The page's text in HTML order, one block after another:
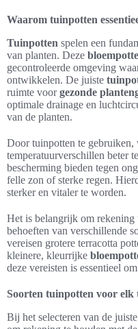
Waarom tuinpotten
Tuinpotten spelen een
van planten. Deze
gecontroleerde omgeving
ontwikkelen. De juiste
ruimte voorgezonde
optimale drainage en
van de planten.
Door tuinpotten te
temperatuurverschillen beter
bescherming bieden tegen
felle zon of sterke regen.
sterker en vitaler te worden.
Het is belangrijk om rekening
behoeften van verschillende
vereisen grotere terracotta
kleinere, kleurrijke
deze vereisten is essentieel
Soorten tuinpotten voor elk
Bij het selecteren van de juiste